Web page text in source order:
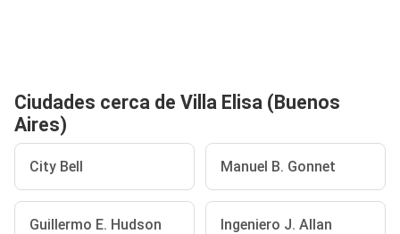
Ciudades cerca de Villa Elisa (Buenos
Aires)
City Bell Manuel B. Gonnet
Guillermo E. Hudson Ingeniero J. Allan